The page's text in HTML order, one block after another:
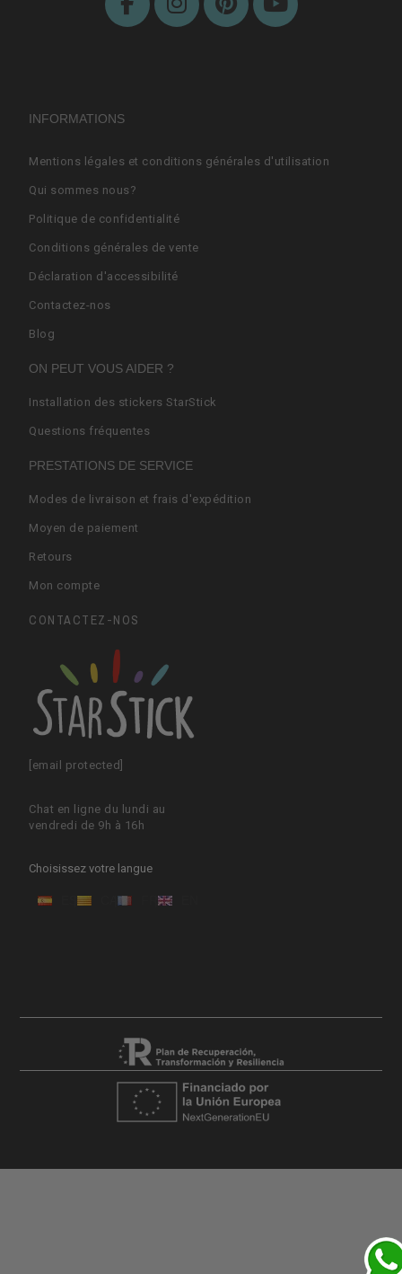
INFORMATIONS
Mentions légales et conditions générales d'utilisation
Qui sommes nous?
Politique de confidentialité
Conditions générales de vente
Déclaration d'accessibilité
Contactez-nos
Blog
ON PEUT VOUS AIDER ?
Installation des stickers StarStick
Questions fréquentes
PRESTATIONS DE SERVICE
Modes de livraison et frais d'expédition
Moyen de paiement
Retours
Mon compte
CONTACTEZ-NOS
[email protected]
Chat en ligne du lundi au
vendredi de 9h à 16h
Choisissez votre langue
ES CA FR